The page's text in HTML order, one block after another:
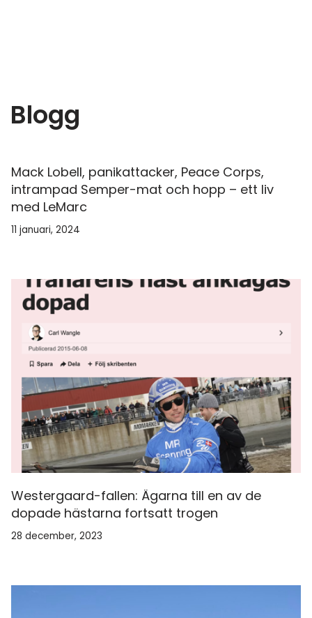
Blogg
Mack Lobell, panikattacker, Peace Corps,
intrampad Semper-mat och hopp – ett liv
med LeMarc
11 januari, 2024
Westergaard-fallen: Ägarna till en av de
dopade hästarna fortsatt trogen
28 december, 2023